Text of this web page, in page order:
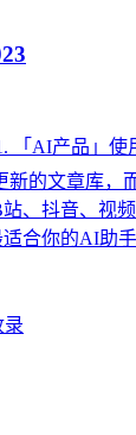
「AI产品」
新的文章库，
、抖音、视
合你的AI助
录